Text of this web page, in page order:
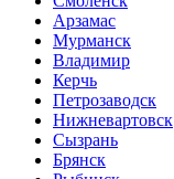
Арзамас
Мурманск
Владимир
Керчь
Петрозаводск
Нижневартовск
Сызрань
Брянск